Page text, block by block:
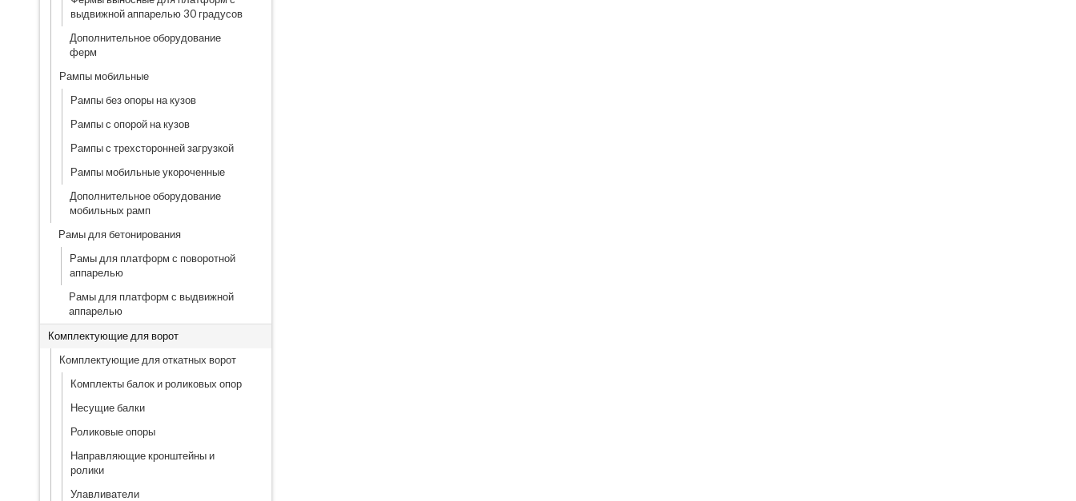
выдвижной аппарелью 30 градусов
Дополнительное оборудование
ферм
Рампы мобильные
Рампы без опоры на кузов
Рампы с опорой на кузов
Рампы с трехсторонней загрузкой
Рампы мобильные укороченные
Дополнительное оборудование
мобильных рамп
Рамы для бетонирования
Рамы для платформ с поворотной
аппарелью
Рамы для платформ с выдвижной
аппарелью
Комплектующие для ворот
Комплектующие для откатных ворот
Комплекты балок и роликовых опор
Несущие балки
Роликовые опоры
Направляющие кронштейны и
ролики
Улавливатели